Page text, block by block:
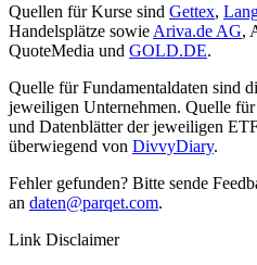
Quellen für Kurse sind Gettex,
Handelsplätze sowie Ariva.de AG,
QuoteMedia und GOLD.DE.
Quelle für Fundamentaldaten sind
jeweiligen Unternehmen. Quelle
und Datenblätter der jeweiligen
überwiegend von DivvyDiary.
Fehler gefunden? Bitte sende
an daten@parqet.com.
Link Disclaimer